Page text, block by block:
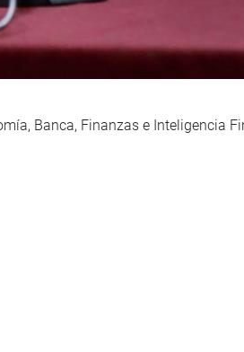
Banca, Finanzas e Inteligencia